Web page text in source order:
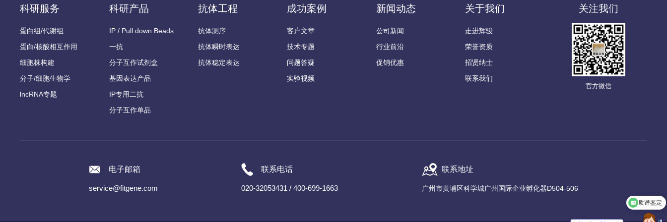
科研服务
蛋白组/代谢组
蛋白/核酸相互作用
细胞株构建
分子/细胞生物学
lncRNA专题
科研产品
IP / Pull down Beads
一抗
分子互作试剂盒
基因表达产品
IP专用二抗
分子互作单品
抗体工程
抗体测序
抗体瞬时表达
抗体稳定表达
成功案例
客户文章
技术专题
问题答疑
实验视频
新闻动态
公司新闻
行业前沿
促销优惠
关于我们
走进辉骏
荣誉资质
招贤纳士
联系我们
关注我们
官方微信
电子邮箱
service@fitgene.com
联系电话
020-32053431 / 400-699-1663
联系地址
广州市黄埔区科学城广州国际企业孵化器D504-506
质谱鉴定